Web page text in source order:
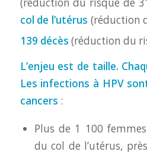
col de l’utérus (réduction
139 décès (réduction du
L’enjeu est de taille.
Les infections à HPV
cancers :
Plus de 1 100
du col de l’utérus,